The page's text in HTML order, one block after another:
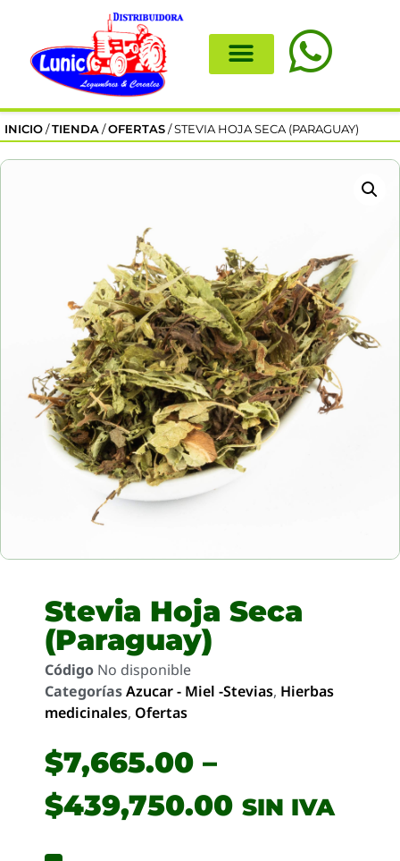
INICIO /TIENDA /OFERTAS / STEVIA HOJA SECA (PARAGUAY)
Stevia Hoja Seca
(Paraguay)
Código No disponible
CategoríasAzucar - Miel -Stevias, Hierbas
medicinales, Ofertas
$7,665.00 –
$439,750.00 SIN IVA